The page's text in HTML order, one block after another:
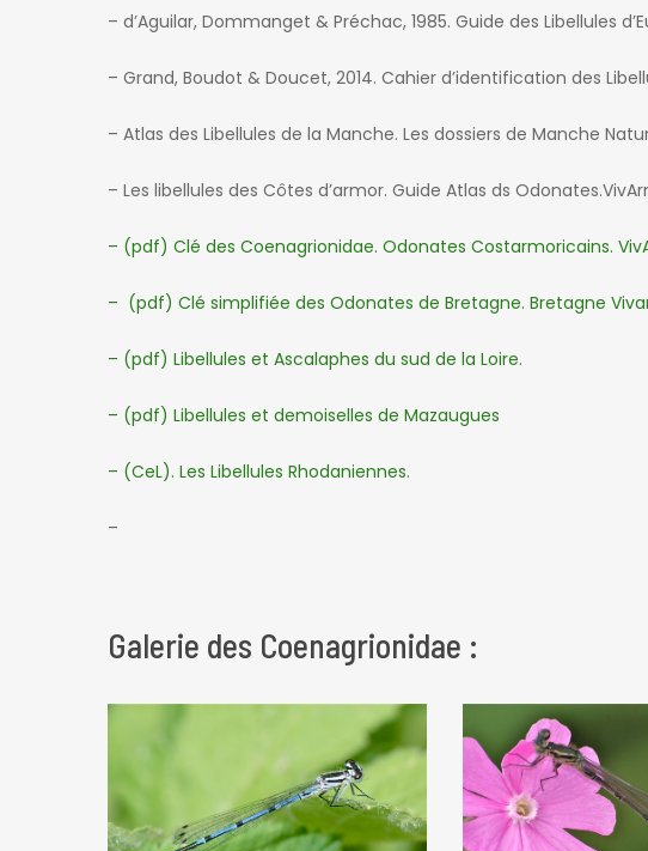
– d’Aguilar, Dommanget & Préchac, 1985. Guide des Libellules
– Grand, Boudot & Doucet, 2014. Cahier d’identification des
– Atlas des Libellules de la Manche. Les dossiers de Manche
– Les libellules des Côtes d’armor. Guide Atlas ds
– (pdf) Clé des Coenagrionidae. Odonates Costarmoricains.
– (pdf) Clé simplifiée des Odonates de Bretagne. Bretagne
– (pdf) Libellules et Ascalaphes du sud de la Loire.
– (pdf) Libellules et demoiselles de Mazaugues
– (CeL). Les Libellules Rhodaniennes.
–
Galerie des Coenagrionidae :